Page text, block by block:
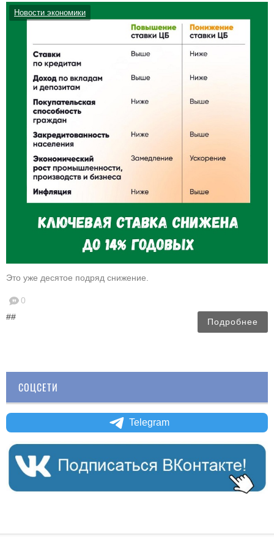
Новости экономики
Это уже десятое подряд снижение.
0
##
Подробнее
СОЦСЕТИ
Telegram